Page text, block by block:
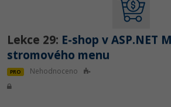
Lekce 29: E-shop v ASP.NET
stromového menu
PRO Nehodnoceno